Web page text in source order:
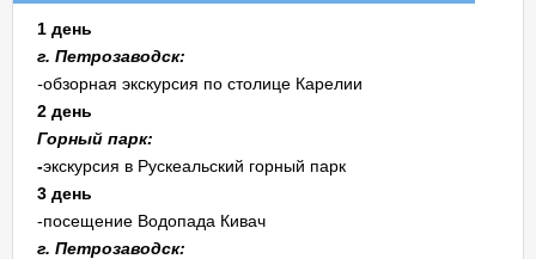
1 день
г. Петрозаводск:
-обзорная экскурсия по столице Карелии
2 день
Горный парк:
-экскурсия в Рускеальский горный парк
3 день
-посещение Водопада Кивач
г. Петрозаводск: